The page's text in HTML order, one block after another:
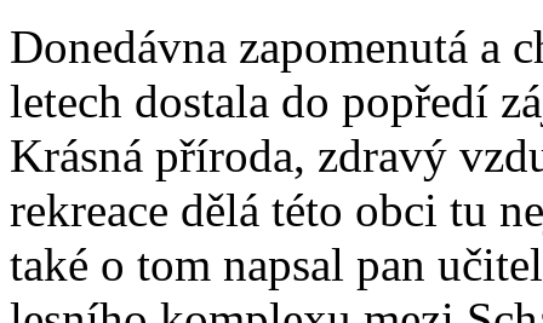
Donedávna zapomenutá a
letech dostala do popředí
Krásná příroda, zdravý
rekreace dělá této obci tu
také o tom napsal pan